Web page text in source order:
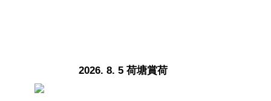
2026. 8. 5 荷塘賞荷